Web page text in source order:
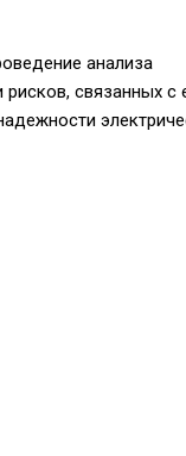
анализа
связанных с